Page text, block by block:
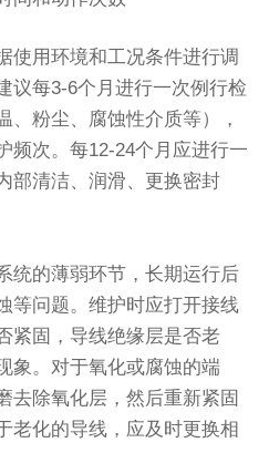
使用环境和工况条件进行调
议每3-6个月进行一次例行检
、粉尘、腐蚀性介质等），
频次。每12-24个月应进行一
部清洁、润滑、更换密封
统的薄弱环节，长期运行后
等问题。维护时应打开接线
紧固，导线绝缘层是否老
象。对于氧化或腐蚀的端
去除氧化层，然后重新紧固
老化的导线，应及时更换相